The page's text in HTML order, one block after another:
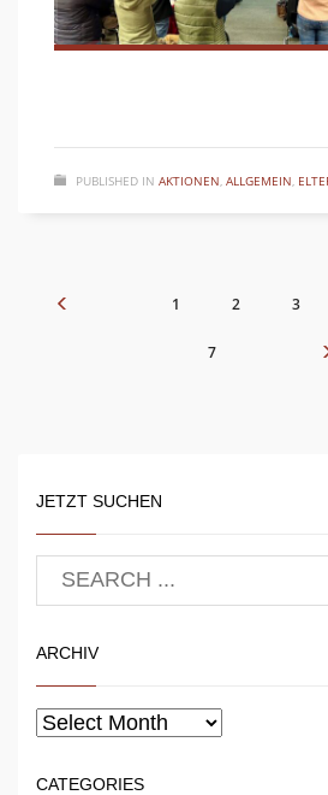
PUBLISHED IN AKTIONEN, ALLGEMEIN,
1 2 3
7
JETZT SUCHEN
ARCHIV
CATEGORIES